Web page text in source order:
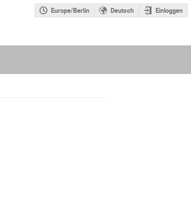
Europe/Berlin Deutsch Einloggen